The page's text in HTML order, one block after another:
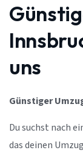
uns
Günstiger
Du suchst nach
das deinen